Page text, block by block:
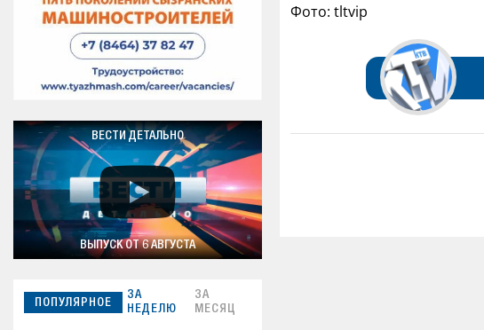
ВЕСТИ ДЕТАЛЬНО
ВЫПУСК ОТ 6 АВГУСТА
ПОПУЛЯРНОЕ
ЗА
НЕДЕЛЮ
ЗА
МЕСЯЦ
Фото: tltvip